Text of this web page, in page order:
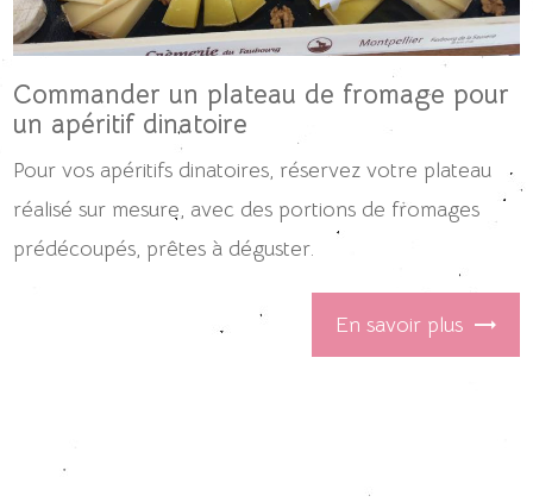
Commander un plateau de fromage pour
un apéritif dinatoire
Pour vos apéritifs dinatoires, réservez votre plateau
réalisé sur mesure, avec des portions de fromages
prédécoupés, prêtes à déguster.
En savoir plus